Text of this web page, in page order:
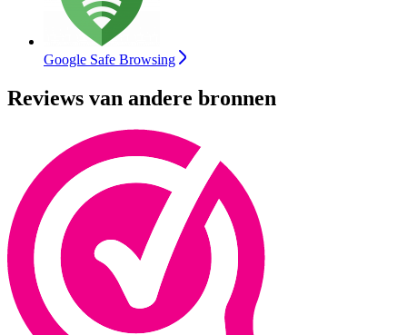
Google Safe Browsing
Reviews van andere bronnen